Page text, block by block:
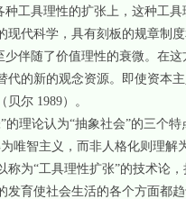
具理性的扩张上，这种工具
现代科学，具有刻板的规章制
随了价值理性的衰微。在这
代的新的观念资源。即使资本
尔 1989）。
论认为“抽象社会”的三个特
唯智主义，而非人格化则理
称为“工具理性扩张”的技术论
发育使社会生活的各个方面都